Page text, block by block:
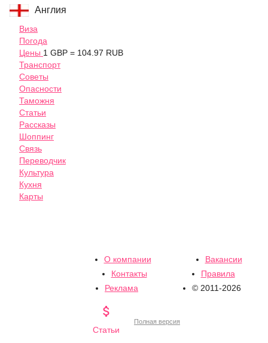
Англия
Виза
Погода
Цены 1 GBP = 104.97 RUB
Транспорт
Советы
Опасности
Таможня
Статьи
Рассказы
Шоппинг
Связь
Переводчик
Культура
Кухня
Карты
О компании
Вакансии
Контакты
Правила
Реклама
© 2011-2026

Статьи
Полная версия